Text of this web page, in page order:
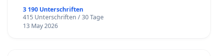
3 190 Unterschriften
415 Unterschriften / 30 Tage
13 May 2026